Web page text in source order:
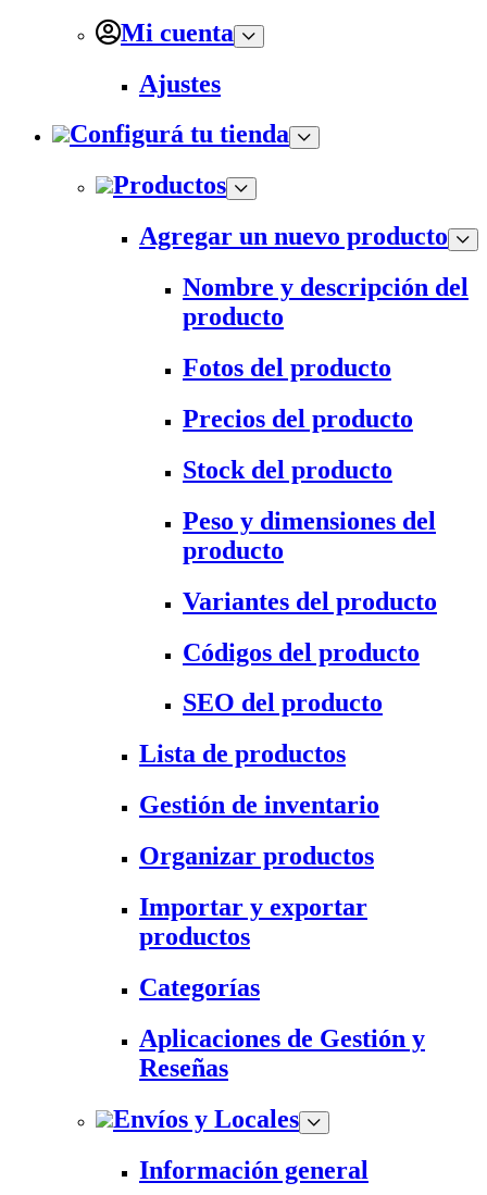
Mi cuenta
Ajustes
Configurá tu tienda
Productos
Agregar un nuevo producto
Nombre y descripción del
producto
Fotos del producto
Precios del producto
Stock del producto
Peso y dimensiones del
producto
Variantes del producto
Códigos del producto
SEO del producto
Lista de productos
Gestión de inventario
Organizar productos
Importar y exportar
productos
Categorías
Aplicaciones de Gestión y
Reseñas
Envíos y Locales
Información general